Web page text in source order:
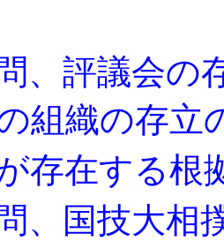
、評議会の
組織の存立
存在する根
、国技大相